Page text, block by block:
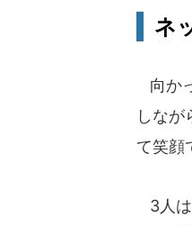
ネ
向か
しな
て笑顔
3人は